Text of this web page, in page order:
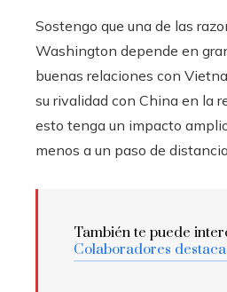
Sostengo que una de las
Washington depende en
buenas relaciones con
su rivalidad con China en la
esto tenga un impacto
menos a un paso de
También te puede
Colaboradores